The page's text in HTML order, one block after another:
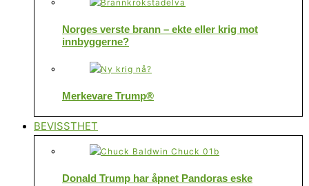
Norges verste brann – ekte eller krig mot
innbyggerne?
Merkevare Trump®
BEVISSTHET
Donald Trump har åpnet Pandoras eske